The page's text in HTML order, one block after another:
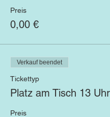
Preis
0,00 €
Verkauf beendet
Tickettyp
Platz am Tisch 13 Uhr
Preis